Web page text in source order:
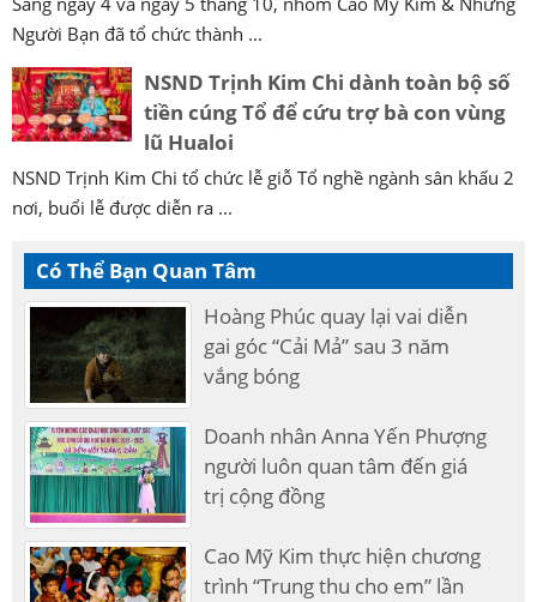
Người Bạn đã tổ chức thành ...
NSND Trịnh Kim Chi dành toàn bộ số
tiền cúng Tổ để cứu trợ bà con vùng
lũ Hualoi
NSND Trịnh Kim Chi tổ chức lễ giỗ Tổ nghề ngành sân khấu 2
nơi, buổi lễ được diễn ra ...
Có Thể Bạn Quan Tâm
Hoàng Phúc quay lại vai diễn
gai góc “Cải Mả” sau 3 năm
vắng bóng
Doanh nhân Anna Yến Phượng
người luôn quan tâm đến giá
trị cộng đồng
Cao Mỹ Kim thực hiện chương
trình “Trung thu cho em” lần